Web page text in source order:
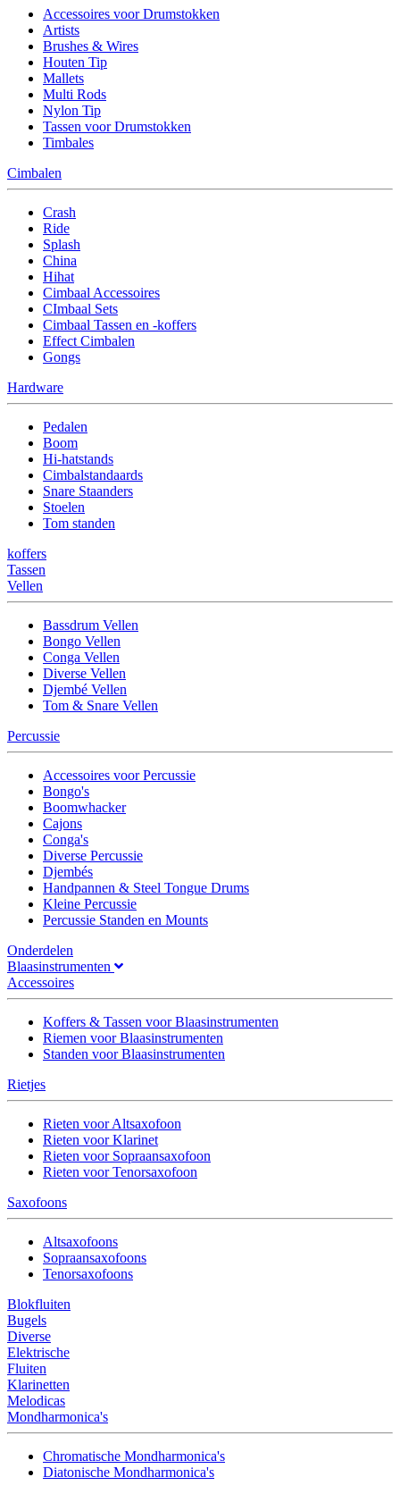
Accessoires voor Drumstokken
Artists
Brushes & Wires
Houten Tip
Mallets
Multi Rods
Nylon Tip
Tassen voor Drumstokken
Timbales
Cimbalen
Crash
Ride
Splash
China
Hihat
Cimbaal Accessoires
CImbaal Sets
Cimbaal Tassen en -koffers
Effect Cimbalen
Gongs
Hardware
Pedalen
Boom
Hi-hatstands
Cimbalstandaards
Snare Staanders
Stoelen
Tom standen
koffers
Tassen
Vellen
Bassdrum Vellen
Bongo Vellen
Conga Vellen
Diverse Vellen
Djembé Vellen
Tom & Snare Vellen
Percussie
Accessoires voor Percussie
Bongo's
Boomwhacker
Cajons
Conga's
Diverse Percussie
Djembés
Handpannen & Steel Tongue Drums
Kleine Percussie
Percussie Standen en Mounts
Onderdelen
Blaasinstrumenten
Accessoires
Koffers & Tassen voor Blaasinstrumenten
Riemen voor Blaasinstrumenten
Standen voor Blaasinstrumenten
Rietjes
Rieten voor Altsaxofoon
Rieten voor Klarinet
Rieten voor Sopraansaxofoon
Rieten voor Tenorsaxofoon
Saxofoons
Altsaxofoons
Sopraansaxofoons
Tenorsaxofoons
Blokfluiten
Bugels
Diverse
Elektrische
Fluiten
Klarinetten
Melodicas
Mondharmonica's
Chromatische Mondharmonica's
Diatonische Mondharmonica's